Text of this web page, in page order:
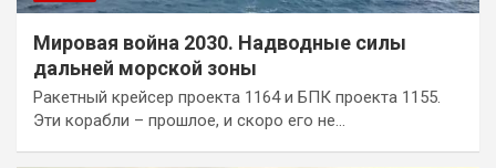
Мировая война 2030. Надводные силы
дальней морской зоны
Ракетный крейсер проекта 1164 и БПК проекта 1155.
Эти корабли – прошлое, и скоро его не…